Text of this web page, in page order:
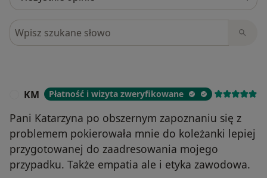
Szukaj w opiniach
KM Płatność i wizyta zweryfikowane
Pani Katarzyna po obszernym zapoznaniu się z
problemem pokierowała mnie do koleżanki lepiej
przygotowanej do zaadresowania mojego
przypadku. Także empatia ale i etyka zawodowa.